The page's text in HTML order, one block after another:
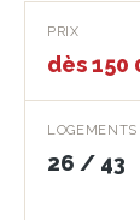
Les
PRIX
dès 150
LOGEMENTS
26 / 43